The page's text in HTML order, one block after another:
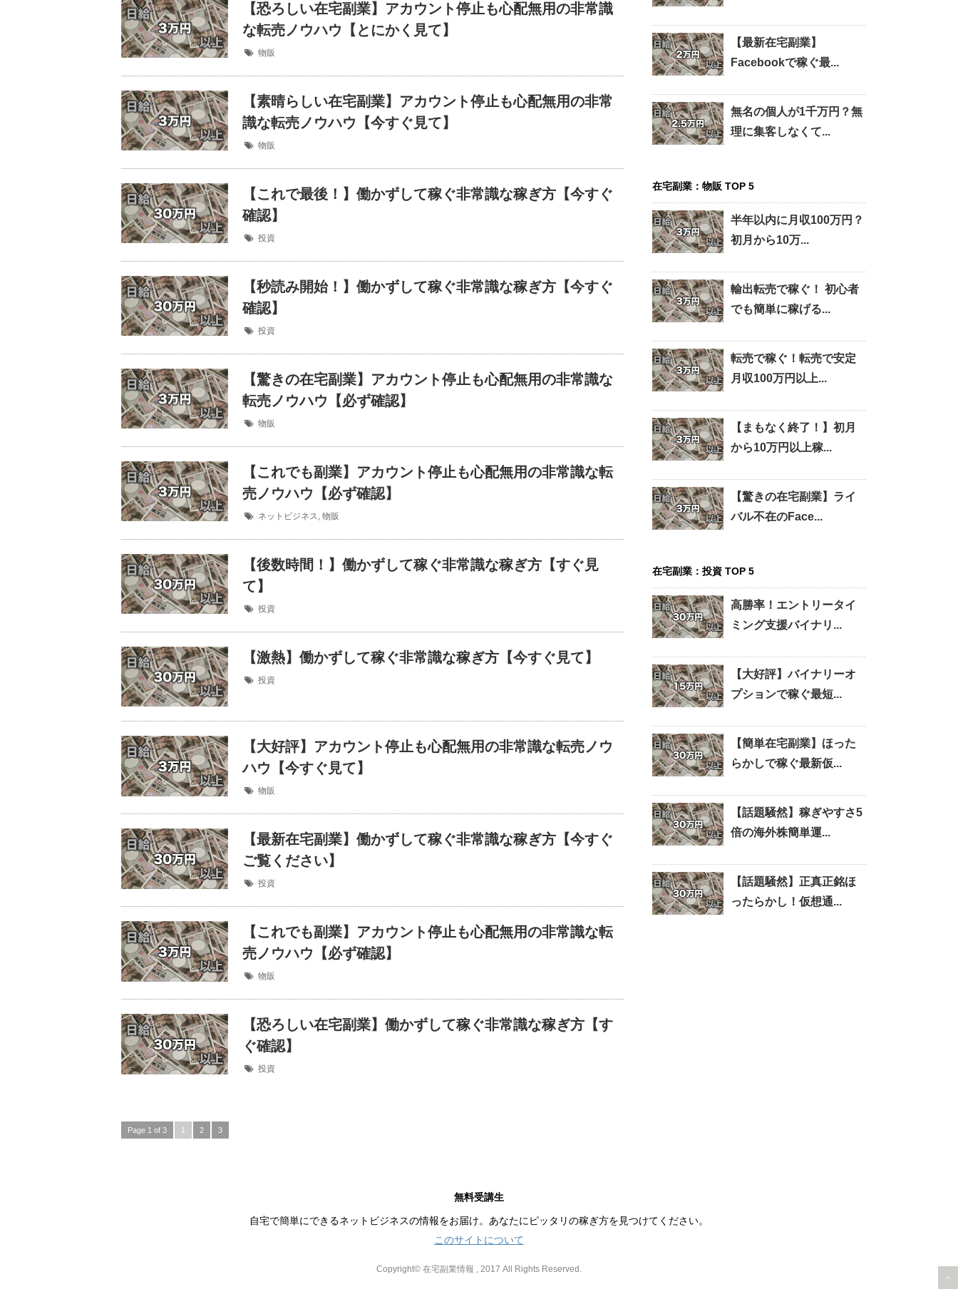
【恐ろしい在宅副業】アカウント停止も心配無用の非常識
な転売ノウハウ【とにかく見て】
物販
【素晴らしい在宅副業】アカウント停止も心配無用の非常
識な転売ノウハウ【今すぐ見て】
物販
【これで最後！】働かずして稼ぐ非常識な稼ぎ方【今すぐ
確認】
投資
【秒読み開始！】働かずして稼ぐ非常識な稼ぎ方【今すぐ
確認】
投資
【驚きの在宅副業】アカウント停止も心配無用の非常識な
転売ノウハウ【必ず確認】
物販
【これでも副業】アカウント停止も心配無用の非常識な転
売ノウハウ【必ず確認】
ネットビジネス, 物販
【後数時間！】働かずして稼ぐ非常識な稼ぎ方【すぐ見
て】
投資
【激熱】働かずして稼ぐ非常識な稼ぎ方【今すぐ見て】
投資
【大好評】アカウント停止も心配無用の非常識な転売ノウ
ハウ【今すぐ見て】
物販
【最新在宅副業】働かずして稼ぐ非常識な稼ぎ方【今すぐ
ご覧ください】
投資
【これでも副業】アカウント停止も心配無用の非常識な転
売ノウハウ【必ず確認】
物販
【恐ろしい在宅副業】働かずして稼ぐ非常識な稼ぎ方【す
ぐ確認】
投資
Page 1 of 3 1 2 3
【最新在宅副業】
Facebookで稼ぐ最...
無名の個人が1千万円？無
理に集客しなくて...
在宅副業：物販 TOP 5
半年以内に月収100万円？
初月から10万...
輸出転売で稼ぐ！ 初心者
でも簡単に稼げる...
転売で稼ぐ！転売で安定
月収100万円以上...
【まもなく終了！】初月
から10万円以上稼...
【驚きの在宅副業】ライ
バル不在のFace...
在宅副業：投資 TOP 5
高勝率！エントリータイ
ミング支援バイナリ...
【大好評】バイナリーオ
プションで稼ぐ最短...
【簡単在宅副業】ほった
らかしで稼ぐ最新仮...
【話題騒然】稼ぎやすさ5
倍の海外株簡単運...
【話題騒然】正真正銘ほ
ったらかし！仮想通...
無料受講生
自宅で簡単にできるネットビジネスの情報をお届け。あなたにピッタリの稼ぎ方を見つけてください。
このサイトについて
Copyright© 在宅副業情報 , 2017 All Rights Reserved.